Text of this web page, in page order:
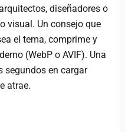
diseñadores o
visual. Un consejo que
el tema, comprime y
(WebP o AVIF). Una
segundos en cargar
atrae.